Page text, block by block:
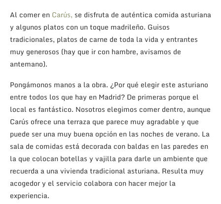
Al comer en Carús, se disfruta de auténtica comida asturiana
y algunos platos con un toque madrileño. Guisos
tradicionales, platos de carne de toda la vida y entrantes
muy generosos (hay que ir con hambre, avisamos de
antemano).
Pongámonos manos a la obra. ¿Por qué elegir este asturiano
entre todos los que hay en Madrid? De primeras porque el
local es fantástico. Nosotros elegimos comer dentro, aunque
Carús ofrece una terraza que parece muy agradable y que
puede ser una muy buena opción en las noches de verano. La
sala de comidas está decorada con baldas en las paredes en
la que colocan botellas y vajilla para darle un ambiente que
recuerda a una vivienda tradicional asturiana. Resulta muy
acogedor y el servicio colabora con hacer mejor la
experiencia.